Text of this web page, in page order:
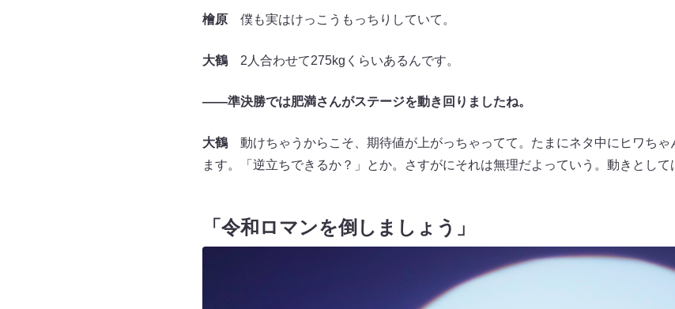
檜原僕も実はけっこうもっちりしていて。
大鶴2人合わせて275kgくらいあるんです。
――準決勝では肥満さんがステージを動き回りましたね。
大鶴動けちゃうからこそ、期待値が上がっちゃってて。たまにネタ中にヒワちゃ
ます。「逆立ちできるか？」とか。さすがにそれは無理だよっていう。動きとして
「令和ロマンを倒しましょう」